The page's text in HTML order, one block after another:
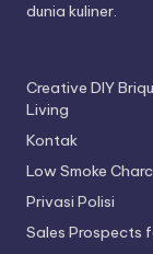
dunia kuliner.
Creative DIY
Living
Kontak
Low Smoke
Privasi Polisi
Sales Prospects